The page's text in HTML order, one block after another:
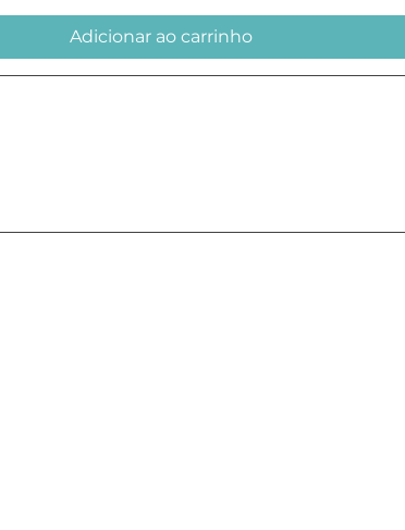
Adicionar ao carrinho